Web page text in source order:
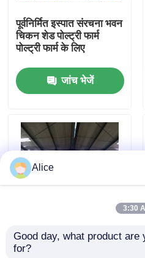
कारखाना भ्रमण
गुणवत्ता नियंत्रण
संपर्क करें
एक उद्धरण का अनुरोध करें
इस्पात संरचना भवन
इस्पात संरचना कार्यशाला
पूर्वनिर्मित इस्पात संरचना भवन
चिकन शेड पोल्ट्री फार्म
पोल्ट्री फार्म के लिए
जांच भेजें
पूर्वनिर्मित इस्पात संरचना
पोल्ट्री फार्म पोल्ट्री कंट्रोल
Alice
3:30
Good day, what product are
for?